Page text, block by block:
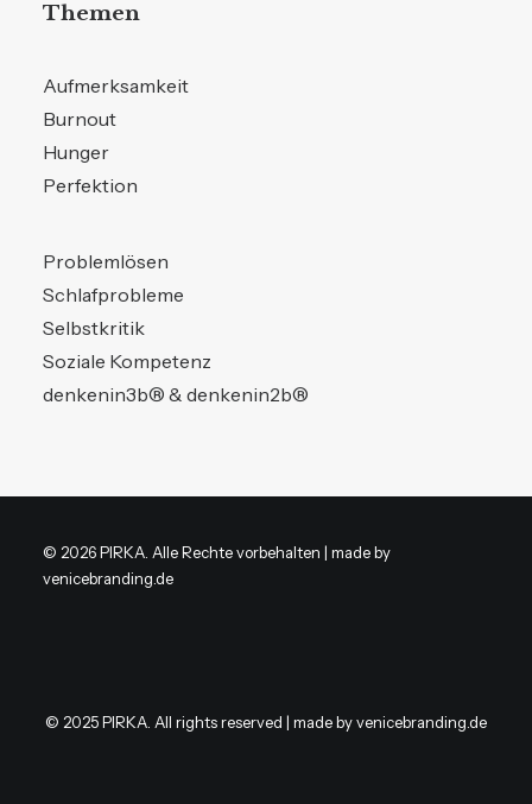
Themen
Aufmerksamkeit
Burnout
Hunger
Perfektion
Problemlösen
Schlafprobleme
Selbstkritik
Soziale Kompetenz
denkenin3b® & denkenin2b®
© 2026 PIRKA. Alle Rechte vorbehalten | made by
venicebranding.de
© 2025 PIRKA. All rights reserved | made byvenicebranding.de